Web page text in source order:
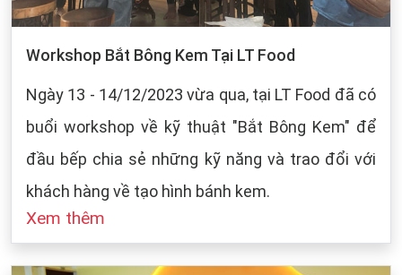
Workshop Bắt Bông Kem Tại LT Food
Ngày 13 - 14/12/2023 vừa qua, tại LT Food đã có
buổi workshop về kỹ thuật "Bắt Bông Kem" để
đầu bếp chia sẻ những kỹ năng và trao đổi với
khách hàng về tạo hình bánh kem.
Xem thêm